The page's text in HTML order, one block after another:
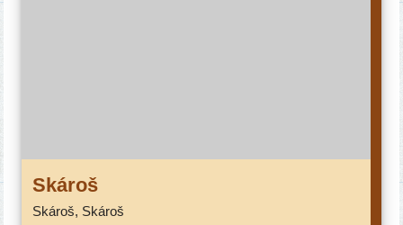
Skároš
Skároš, Skároš